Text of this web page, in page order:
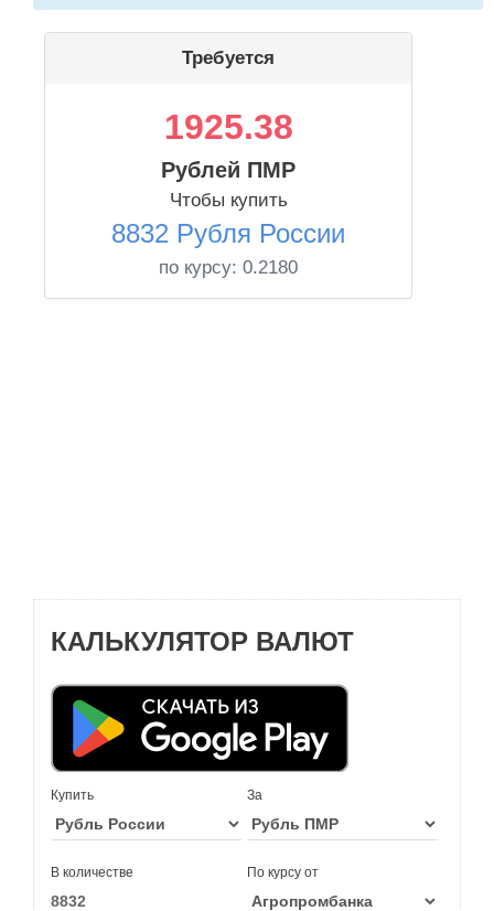
Требуется
1925.38
Рублей ПМР
Чтобы купить
8832 Рубля России
по курсу: 0.2180
КАЛЬКУЛЯТОР ВАЛЮТ
Купить За
В количестве По курсу от